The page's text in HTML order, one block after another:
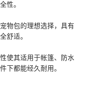
性。
物包的理想选择，具有
舒适。
使其适用于帐篷、防水
下都能经久耐用。